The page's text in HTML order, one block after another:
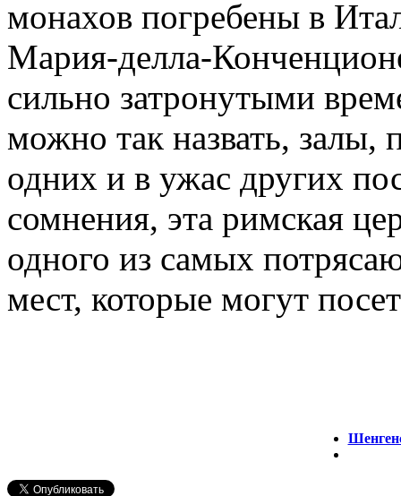
монахов погребены в
Мария-делла-
сильно затронутыми
можно так назвать, залы,
одних и в ужас других
сомнения, эта римская
одного из самых
мест, которые могут